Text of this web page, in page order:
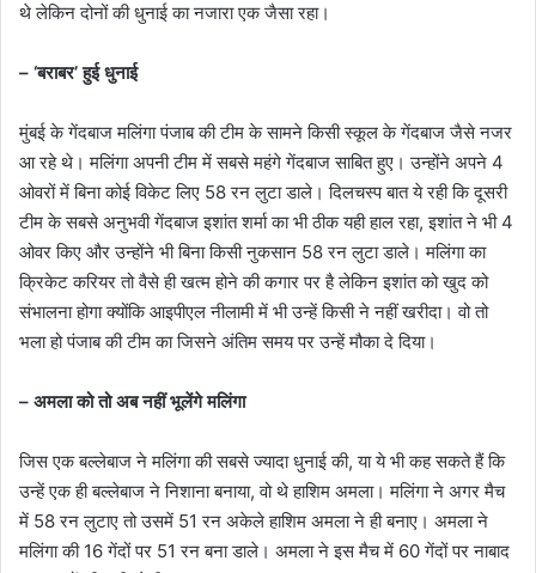
थे लेकिन दोनों की धुनाई का नजारा एक जैसा रहा।
– ‘बराबर’ हुई धुनाई
मुंबई के गेंदबाज मलिंगा पंजाब की टीम के सामने किसी स्कूल के गेंदबाज जैसे नजर
आ रहे थे। मलिंगा अपनी टीम में सबसे महंगे गेंदबाज साबित हुए। उन्होंने अपने 4
ओवरों में बिना कोई विकेट लिए 58 रन लुटा डाले। दिलचस्प बात ये रही कि दूसरी
टीम के सबसे अनुभवी गेंदबाज इशांत शर्मा का भी ठीक यही हाल रहा, इशांत ने भी 4
ओवर किए और उन्होंने भी बिना किसी नुकसान 58 रन लुटा डाले। मलिंगा का
क्रिकेट करियर तो वैसे ही खत्म होने की कगार पर है लेकिन इशांत को खुद को
संभालना होगा क्योंकि आइपीएल नीलामी में भी उन्हें किसी ने नहीं खरीदा। वो तो
भला हो पंजाब की टीम का जिसने अंतिम समय पर उन्हें मौका दे दिया।
– अमला को तो अब नहीं भूलेंगे मलिंगा
जिस एक बल्लेबाज ने मलिंगा की सबसे ज्यादा धुनाई की, या ये भी कह सकते हैं कि
उन्हें एक ही बल्लेबाज ने निशाना बनाया, वो थे हाशिम अमला। मलिंगा ने अगर मैच
में 58 रन लुटाए तो उसमें 51 रन अकेले हाशिम अमला ने ही बनाए। अमला ने
मलिंगा की 16 गेंदों पर 51 रन बना डाले। अमला ने इस मैच में 60 गेंदों पर नाबाद